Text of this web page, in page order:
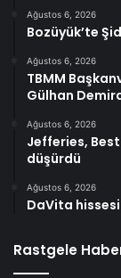
Ağustos 6, 2026
Bozüyük’te
Ağustos 6, 2026
TBMM
Gülhan
Ağustos 6, 2026
Jefferies, Best
düşürdü
Ağustos 6, 2026
DaVita
Rastgele